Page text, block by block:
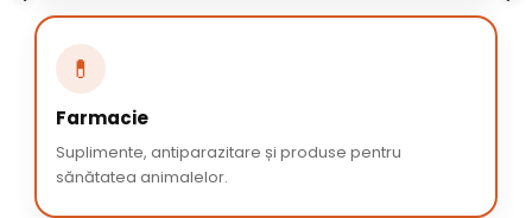
💊
Farmacie
Suplimente, antiparazitare și produse pentru
sănătatea animalelor.